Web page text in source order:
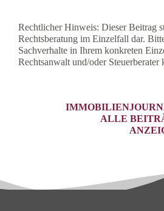
Rechtlicher Hinweis: Dieser Beitrag
Rechtsberatung im Einzelfall dar.
Sachverhalte in Ihrem konkreten
Rechtsanwalt und/oder Steuerberater
ALLE